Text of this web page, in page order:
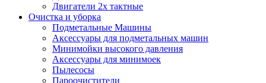
Двигатели 2х тактные
Очистка и уборка
Подметальные Машины
Аксессуары для подметальных машин
Минимойки высокого давления
Аксессуары для минимоек
Пылесосы
Пароочистители